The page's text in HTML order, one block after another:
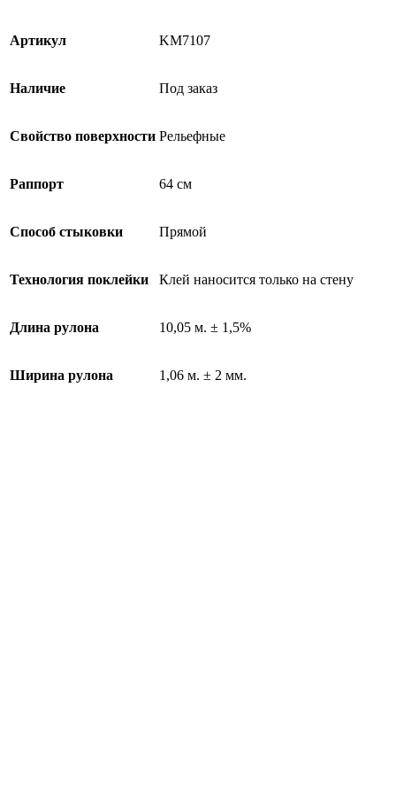
Артикул KM7107
Наличие Под заказ
Свойство поверхности Рельефные
Раппорт 64 см
Способ стыковки Прямой
Технология поклейки Клей наносится только на стену
Длина рулона 10,05 м. ± 1,5%
Ширина рулона 1,06 м. ± 2 мм.